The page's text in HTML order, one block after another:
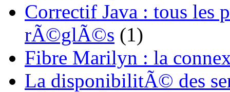
Correctif Java : tous les
rÃ©glÃ©s (1)
Fibre Marilyn : la
La disponibilitÃ© des